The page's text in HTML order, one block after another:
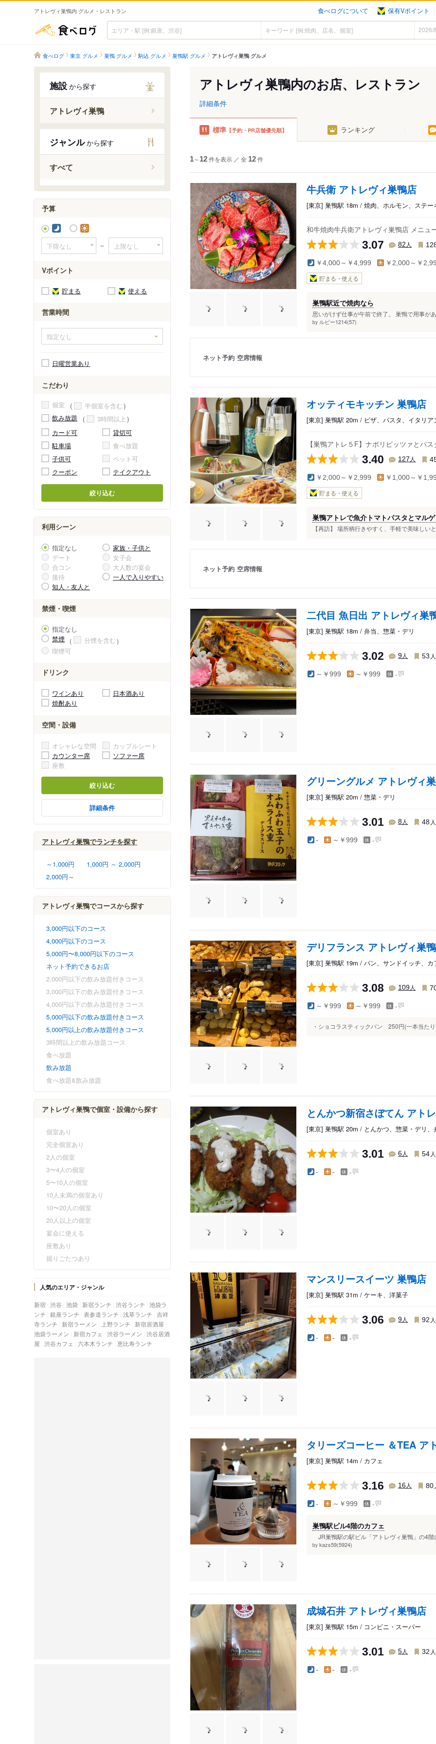
アトレヴィ巣鴨内 グルメ・レストラン 食べログについて 保有Vポイント
食べログ
食べログ 東京 グルメ 巣鴨 グルメ 駒込 グルメ 巣鴨駅 グルメ アトレヴィ巣鴨 グルメ
施設 から探す
アトレヴィ巣鴨
ジャンルから探す
すべて
予算
～
Vポイント
貯まる 使える
営業時間
日曜営業あり
こだわり
個室
半個室を含む
飲み放題
3時間以上
カード可
貸切可
駐車場
食べ放題
子供可
ペット可
クーポン
テイクアウト
絞り込む
利用シーン
指定なし
家族・子供と
デート
女子会
合コン
大人数の宴会
接待
一人で入りやすい
知人・友人と
禁煙・喫煙
指定なし
禁煙
分煙を含む
喫煙可
ドリンク
ワインあり
日本酒あり
焼酎あり
空間・設備
オシャレな空間
カップルシート
カウンター席
ソファー席
座敷
絞り込む
詳細条件
アトレヴィ巣鴨でランチを探す
～1,000円
1,000円 ～ 2,000円
2,000円～
アトレヴィ巣鴨でコースから探す
3,000円以下のコース
4,000円以下のコース
5,000円〜8,000円以下のコース
ネット予約できるお店
2,000円以下の飲み放題付きコース
3,000円以下の飲み放題付きコース
4,000円以下の飲み放題付きコース
5,000円以下の飲み放題付きコース
5,000円以上の飲み放題付きコース
3時間以上の飲み放題コース
食べ放題
飲み放題
食べ放題&飲み放題
アトレヴィ巣鴨で個室・設備から探す
個室あり
完全個室あり
2人の個室
3〜4人の個室
5〜10人の個室
10人未満の個室あり
10〜20人の個室
20人以上の個室
宴会に使える
座敷あり
掘りごたつあり
人気のエリア・ジャンル
新宿 渋谷 池袋 新宿ランチ 渋谷ランチ 池袋ラ
ンチ 銀座ランチ 表参道ランチ 浅草ランチ 吉祥
寺ランチ
新宿ラーメン 上野ランチ
新宿居酒屋
池袋ラーメン
新宿カフェ 渋谷ラーメン 渋谷居酒
屋 渋谷カフェ 六本木ランチ 恵比寿ランチ
アトレヴィ巣鴨内のお店、レストラン
詳細条件
標準 【予約・PR店舗優先順】 ランキング
1～12件を表示 ／ 全 12件
牛兵衛 アトレヴィ巣鴨店
[東京] 巣鴨駅 18m / 焼肉、ホルモン、ステー
和牛焼肉牛兵衛アトレヴィ巣鴨店 メニュ
3.07 82 人
￥4,000～￥4,999 ￥2,000～￥
貯まる・使える
巣鴨駅近で焼肉なら
思いがけず仕事が午前で終了。 巣鴨で用事が
by ルビー1214(57)
ネット予約 空席情報
オッティモキッチン 巣鴨店
[東京] 巣鴨駅 20m / ピザ、パスタ、イタリア
【巣鴨アトレ５F】ナポリピッツァとパス
3.40 127 人
￥2,000～￥2,999 ￥1,000～￥
貯まる・使える
巣鴨アトレで魚介トマトパスタとマル
【再訪】 場所柄行きやすく、手軽で美味しい
ネット予約 空席情報
二代目 魚日出 アトレヴィ巣
[東京] 巣鴨駅 18m / 弁当、惣菜・デリ
3.02 9人 53 人
～￥999 ～￥999 -
グリーングルメ アトレヴィ
[東京] 巣鴨駅 20m / 惣菜・デリ
3.01 8人 48 人
- ～￥999 -
デリフランス アトレヴィ巣
[東京] 巣鴨駅 19m / パン、サンドイッチ、カ
3.08 109人
～￥999 ～￥999 -
・ショコラスティックパン 250円(一本当た
とんかつ新宿さぼてん アト
[東京] 巣鴨駅 20m / とんかつ、惣菜・デリ、
3.01 6人 54 人
- - -
マンスリースイーツ 巣鴨店
[東京] 巣鴨駅 31m / ケーキ、洋菓子
3.06 9人 92 人
- - -
タリーズコーヒー ＆TEA ア
[東京] 巣鴨駅 14m / カフェ
3.16 16人 80
- ～￥999 -
巣鴨駅ビル4階のカフェ
JR巣鴨駅の駅ビル「アトレヴィ巣鴨」の4
by kazs59(5924)
成城石井 アトレヴィ巣鴨店
[東京] 巣鴨駅 15m / コンビニ・スーパー
3.01 5人 32 人
- - -